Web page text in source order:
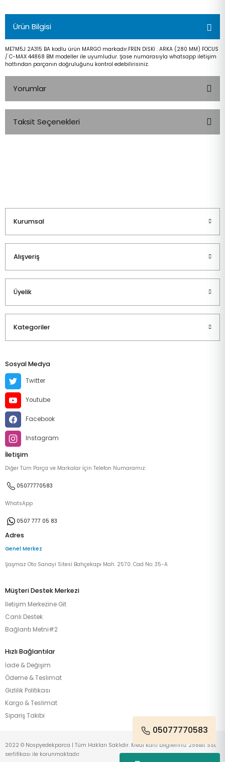
Ürün Bilgisi
ME7M5J 2A315 BA kodlu ürün MARGO markadır.FREN DİSKİ : ARKA (280 MM) FOCUS
/ C-MAX 44868 BM modeller ile uyumludur. Şase numarasıyla whatsapp iletişim
hattından parçanın doğruluğunu kontrol edebilirisiniz.
Yorumlar
Taksit Seçenekleri
Kurumsal
Alışveriş
Üyelik
Kategoriler
Sosyal Medya
Twitter
Youtube
Facebook
Instagram
İletişim
Diğer Tüm Parça ve Markalar İçin Telefon Numaramız:
05077770583
WhatsApp
0507 777 05 83
Adres
Genel Merkez
Şaşmaz Oto Sanayi Sitesi Bahçekapı Mah. 2570. Cad No: 35-A
Müşteri Destek Merkezi
İletişim Merkezine Git
Canlı Destek
Bağlantı Metni#2
Hızlı Bağlantılar
İade & Değişim
Ödeme & Teslimat
Gizlilik Politikası
Kargo & Teslimat
Sipariş Takibi
05077770583
2022 © Nospyedekparca | Tüm Hakları Saklıdır. Kredi kartı bilgileriniz 256Bit SSL
sertifikası ile korunmaktadır.